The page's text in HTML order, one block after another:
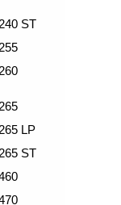
ST
LP
ST